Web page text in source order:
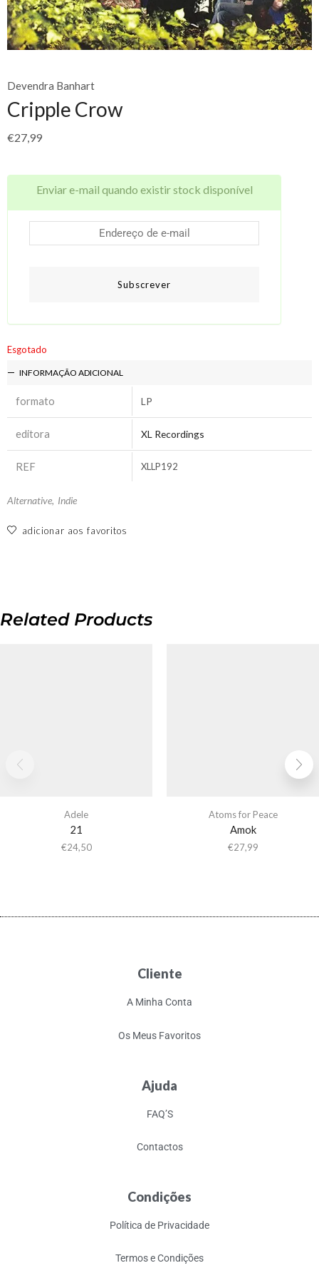
Devendra Banhart
Cripple Crow
€27,99
Enviar e-mail quando existir stock disponível
Subscrever
Esgotado
INFORMAÇÃO ADICIONAL
formato LP
editora XL Recordings
REF XLLP192
Alternative, Indie
adicionar aos favoritos
Related Products
Adele
21
€24,50
Atoms for Peace
Amok
€27,99
Cliente
A Minha Conta
Os Meus Favoritos
Ajuda
FAQ’S
Contactos
Condições
Política de Privacidade
Termos e Condições